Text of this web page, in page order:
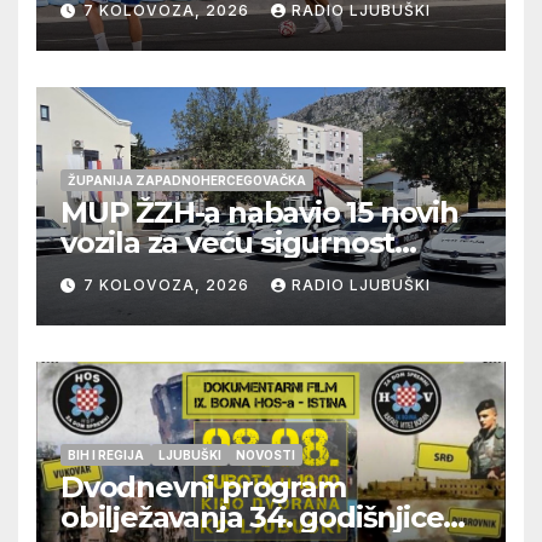
prolazak dalje, Klobuk ispao,
večeras počinje četvrtfinale
juniora
7 KOLOVOZA, 2026 RADIO LJUBUŠKI
ŽUPANIJA ZAPADNOHERCEGOVAČKA
MUP ŽZH-a nabavio 15 novih
vozila za veću sigurnost
građana i učinkovitiji rad
policije
7 KOLOVOZA, 2026 RADIO LJUBUŠKI
BIH I REGIJA LJUBUŠKI NOVOSTI
Dvodnevni program
obilježavanja 34. godišnjice